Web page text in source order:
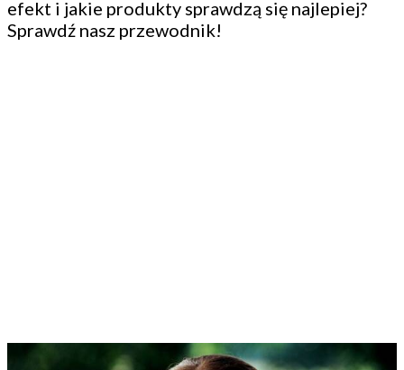
efekt i jakie produkty sprawdzą się najlepiej?
Sprawdź nasz przewodnik!